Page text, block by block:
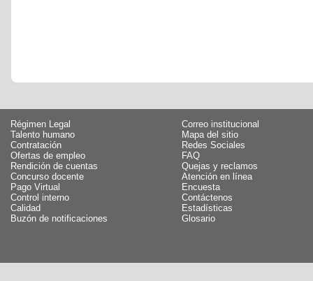
Régimen Legal
Talento humano
Contratación
Ofertas de empleo
Rendición de cuentas
Concurso docente
Pago Virtual
Control interno
Calidad
Buzón de notificaciones
Correo institucional
Mapa del sitio
Redes Sociales
FAQ
Quejas y reclamos
Atención en línea
Encuesta
Contáctenos
Estadísticas
Glosario